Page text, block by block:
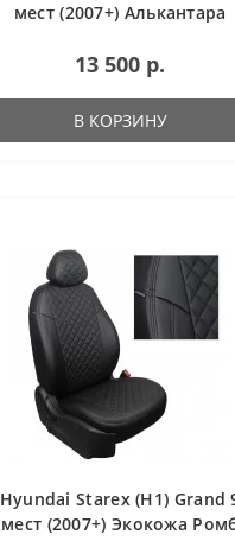
мест (2007+) Алькантара
13 500 р.
В КОРЗИНУ
Hyundai Starex (H1) Grand
мест (2007+) Экокожа